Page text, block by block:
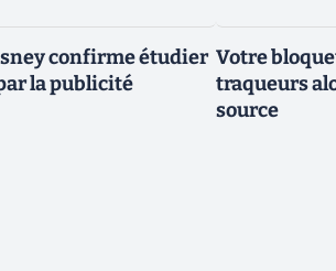
confirme étudier
la publicité
Votre
traqueurs
source